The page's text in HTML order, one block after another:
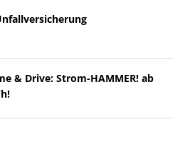
& Drive: Strom-HAMMER! ab